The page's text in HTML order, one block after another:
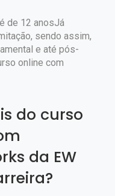
de 12 anosJá
sendo assim,
e até pós-
online com
do curso
da EW